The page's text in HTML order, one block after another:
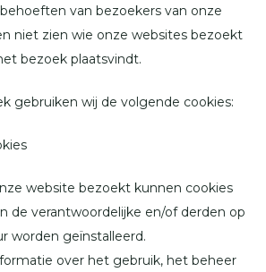
van bezoekers van onze
niet zien wie onze websites bezoekt
bezoek plaatsvindt.
gebruiken wij de volgende cookies:
website bezoekt kunnen cookies
de verantwoordelijke en/of derden op
worden geïnstalleerd.
over het gebruik, het beheer